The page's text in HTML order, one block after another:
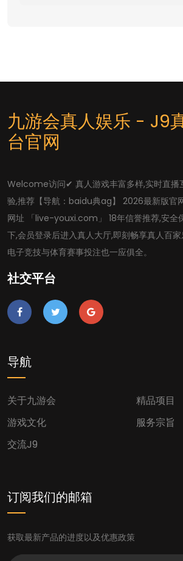
九游会真人娱乐 - J9
台官网
Welcome访问✔ 真人游戏丰富多样,实时直播
验,推荐【导航：baidu典ag】 2026最新版
网址 「live-youxi.com」 18年信誉推荐,安全
下,会员登录后进入真人大厅,即刻畅享真人百
电子竞技与体育赛事投注也一应俱全。
社交平台
导航
关于九游会
精品项目
游戏文化
服务宗旨
交流J9
订阅我们的邮箱
获取最新产品的进度以及优惠政策